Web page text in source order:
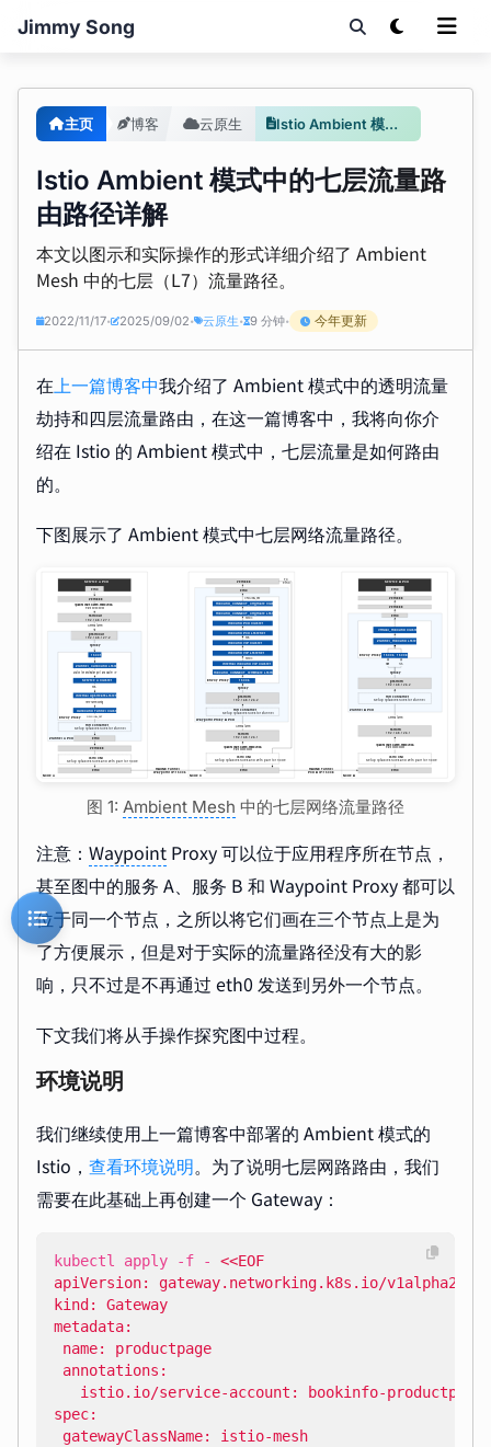
Jimmy Song
主页 博客 云原生 Istio Ambient 模式中的七层流量路由路径详解
Istio Ambient 模式中的七层流量路
由路径详解
本文以图示和实际操作的形式详细介绍了 Ambient
Mesh 中的七层（L7）流量路径。
2022/11/17• 2025/09/02 • 云原生 • 9 分钟• 今年更新
在上一篇博客中我介绍了 Ambient 模式中的透明流量
劫持和四层流量路由，在这一篇博客中，我将向你介
绍在 Istio 的 Ambient 模式中，七层流量是如何路由
的。
下图展示了 Ambient 模式中七层网络流量路径。
图 1: Ambient Mesh 中的七层网络流量路径
注意： Waypoint Proxy 可以位于应用程序所在节点，
甚至图中的服务 A、服务 B 和 Waypoint Proxy 都可以
位于同一个节点，之所以将它们画在三个节点上是为
了方便展示，但是对于实际的流量路径没有大的影
响，只不过是不再通过 eth0 发送到另外一个节点。
下文我们将从手操作探究图中过程。
环境说明
我们继续使用上一篇博客中部署的 Ambient 模式的
Istio， 查看环境说明。为了说明七层网路路由，我们
需要在此基础上再创建一个 Gateway：
kubectl apply -f -